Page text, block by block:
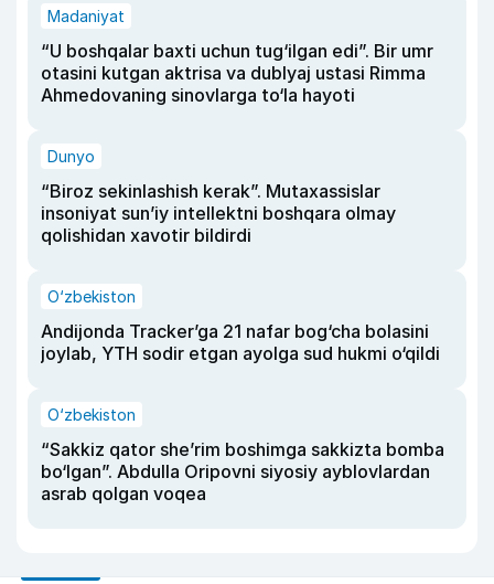
Madaniyat
“U boshqalar baxti uchun tug‘ilgan edi”. Bir umr
otasini kutgan aktrisa va dublyaj ustasi Rimma
Ahmedovaning sinovlarga to‘la hayoti
Dunyo
“Biroz sekinlashish kerak”. Mutaxassislar
insoniyat sun’iy intellektni boshqara olmay
qolishidan xavotir bildirdi
O‘zbekiston
Andijonda Tracker’ga 21 nafar bog‘cha bolasini
joylab, YTH sodir etgan ayolga sud hukmi o‘qildi
O‘zbekiston
“Sakkiz qator she’rim boshimga sakkizta bomba
bo‘lgan”. Abdulla Oripovni siyosiy ayblovlardan
asrab qolgan voqea